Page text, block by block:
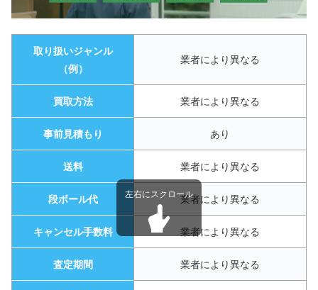
取り扱いジャンル
（例）
業者により異なる
買取方法 業者により異なる
事前見積もり あり
送料 業者により異なる
段ボール代 業者により異なる
キャンセル手数料 業者により異なる
査定期間 業者により異なる